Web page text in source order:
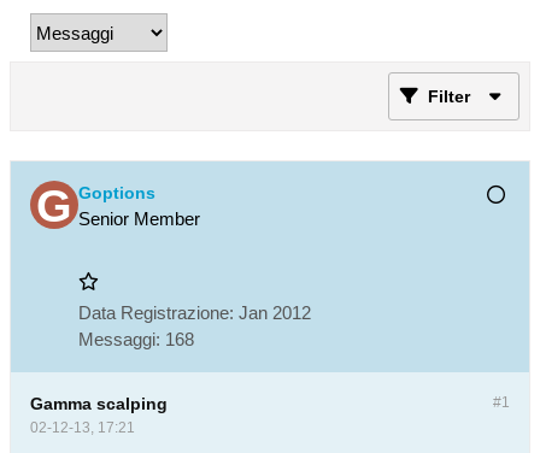
Filter
Goptions
Senior Member
Data Registrazione: Jan 2012
Messaggi: 168
#1
Gamma scalping
02-12-13, 17:21